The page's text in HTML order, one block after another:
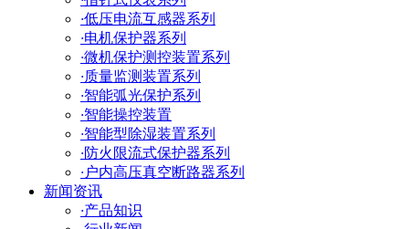
·低压电流互感器系列
·电机保护器系列
·微机保护测控装置系列
·质量监测装置系列
·智能弧光保护系列
·智能操控装置
·智能型除湿装置系列
·防火限流式保护器系列
· 户内高压真空断路器系列
新闻资讯
·产品知识